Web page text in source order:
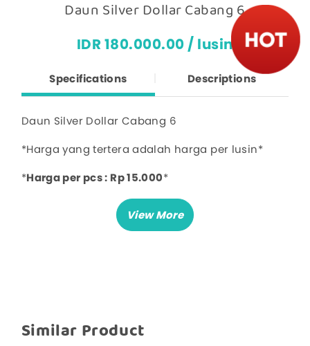
Daun Silver Dollar Cabang 6
IDR 180.000.00 / lusin
Specifications Descriptions
Daun Silver Dollar Cabang 6
*Harga yang tertera adalah harga per lusin*
*Harga per pcs : Rp 15.000*
Panjang: 58 cm
Lebar: 15 cm
Similar Product